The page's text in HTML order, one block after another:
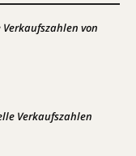
von
Verkaufszahlen